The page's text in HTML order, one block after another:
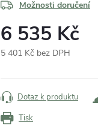
Možnosti doručení
6 535 Kč
5 401 Kč bez DPH
cena:
Tisk
Dotaz k produktu